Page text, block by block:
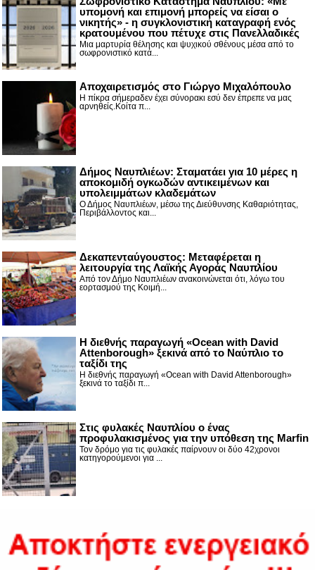
υπομονή και επιμονή μπορείς να είσαι ο
νικητής» - η συγκλονιστική καταγραφή ενός
κρατουμένου που πέτυχε στις Πανελλαδικές
Μια μαρτυρία θέλησης και ψυχικού σθένους μέσα από το
σωφρονιστικό κατά...
Αποχαιρετισμός στο Γιώργο Μιχαλόπουλο
Η πίκρα σήμεραδεν έχει σύνορακι εσύ δεν έπρεπε να μας
αρνηθείς.Κοίτα π...
Δήμος Ναυπλιέων: Σταματάει για 10 μέρες η
αποκομιδή ογκωδών αντικειμένων και
υπολειμμάτων κλαδεμάτων
Ο Δήμος Ναυπλιέων, μέσω της Διεύθυνσης Καθαριότητας,
Περιβάλλοντος και...
Δεκαπενταύγουστος: Μεταφέρεται η
λειτουργία της Λαϊκής Αγοράς Ναυπλίου
Από τον Δήμο Ναυπλιέων ανακοινώνεται ότι, λόγω του
εορτασμού της Κοιμή...
Η διεθνής παραγωγή «Ocean with David
Attenborough» ξεκινά από το Ναύπλιο το
ταξίδι της
Η διεθνής παραγωγή «Ocean with David Attenborough»
ξεκινά το ταξίδι π...
Στις φυλακές Ναυπλίου ο ένας
προφυλακισμένος για την υπόθεση της Marfin
Τον δρόμο για τις φυλακές παίρνουν οι δύο 42χρονοι
κατηγορούμενοι για ...